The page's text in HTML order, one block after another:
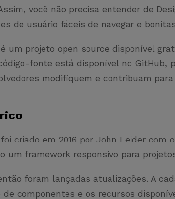
você não precisa entender de
de usuário fáceis de navegar e
um projeto open source disponível
fonte está disponível no GitHub,
modifiquem e contribuam
criado em 2016 por John Leider com
um framework responsivo para
foram lançadas atualizações. A
de componentes e os recursos